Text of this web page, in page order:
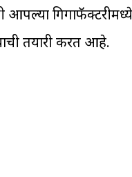
आपल्या
तयारी करत आहे.